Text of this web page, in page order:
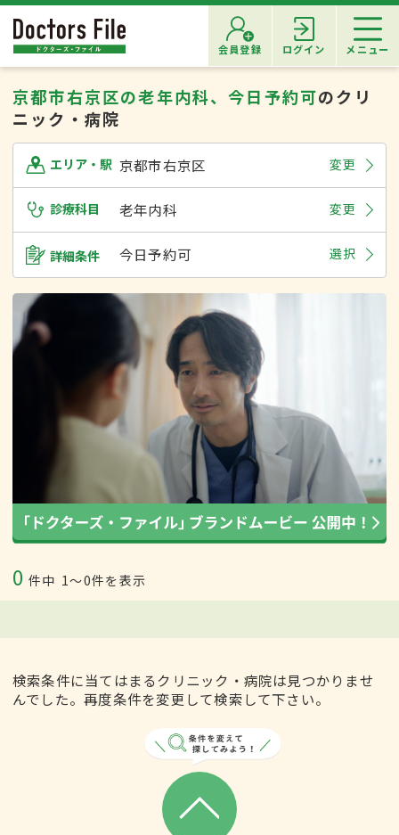
会員登録 ログイン メニュー
京都市右京区の老年内科、今日予約可のクリ
ニック・病院
エリア・駅 京都市右京区 変更
診療科目 老年内科 変更
詳細条件 今日予約可 選択
0 件中 1〜0件を表示
検索条件に当てはまるクリニック・病院は見つかりませ
んでした。再度条件を変更して検索して下さい。